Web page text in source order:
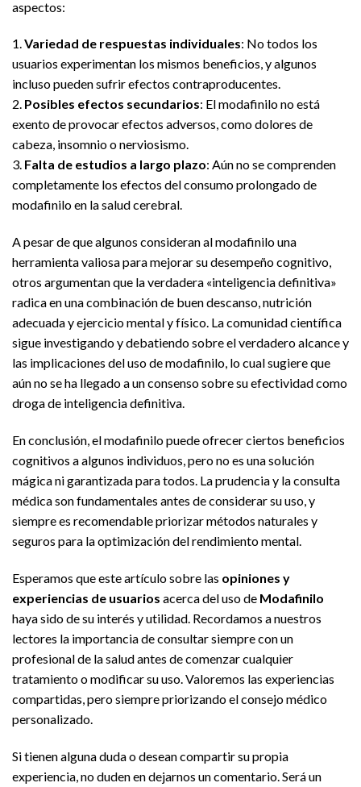
aspectos:
1.Variedad de respuestas individuales: No todos los
usuarios experimentan los mismos beneficios, y algunos
incluso pueden sufrir efectos contraproducentes.
2. Posibles efectos secundarios: El modafinilo no está
exento de provocar efectos adversos, como dolores de
cabeza, insomnio o nerviosismo.
3. Falta de estudios a largo plazo: Aún no se comprenden
completamente los efectos del consumo prolongado de
modafinilo en la salud cerebral.
A pesar de que algunos consideran al modafinilo una
herramienta valiosa para mejorar su desempeño cognitivo,
otros argumentan que la verdadera «inteligencia definitiva»
radica en una combinación de buen descanso, nutrición
adecuada y ejercicio mental y físico. La comunidad científica
sigue investigando y debatiendo sobre el verdadero alcance y
las implicaciones del uso de modafinilo, lo cual sugiere que
aún no se ha llegado a un consenso sobre su efectividad como
droga de inteligencia definitiva.
En conclusión, el modafinilo puede ofrecer ciertos beneficios
cognitivos a algunos individuos, pero no es una solución
mágica ni garantizada para todos. La prudencia y la consulta
médica son fundamentales antes de considerar su uso, y
siempre es recomendable priorizar métodos naturales y
seguros para la optimización del rendimiento mental.
Esperamos que este artículo sobre las opiniones y
experiencias de usuarios acerca del uso de Modafinilo
haya sido de su interés y utilidad. Recordamos a nuestros
lectores la importancia de consultar siempre con un
profesional de la salud antes de comenzar cualquier
tratamiento o modificar su uso. Valoremos las experiencias
compartidas, pero siempre priorizando el consejo médico
personalizado.
Si tienen alguna duda o desean compartir su propia
experiencia, no duden en dejarnos un comentario. Será un